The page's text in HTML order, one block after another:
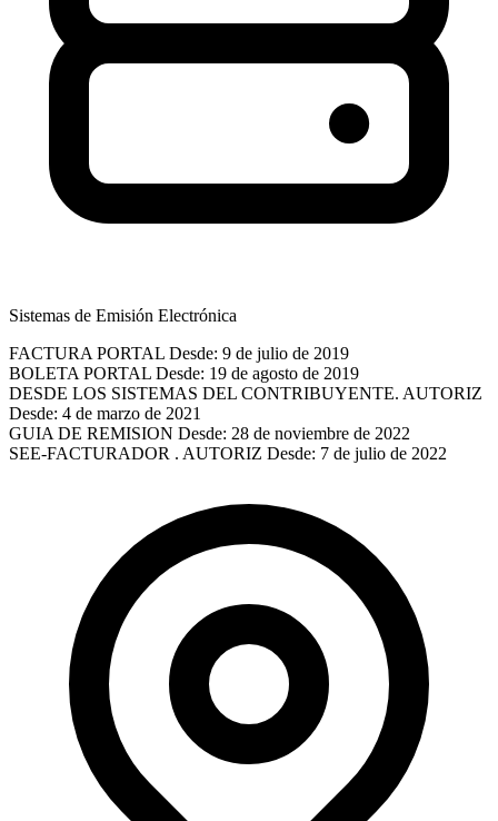
Sistemas de Emisión Electrónica
FACTURA PORTAL Desde: 9 de julio de 2019
BOLETA PORTAL Desde: 19 de agosto de 2019
DESDE LOS SISTEMAS DEL CONTRIBUYENTE. AUTORIZ
Desde: 4 de marzo de 2021
GUIA DE REMISION Desde: 28 de noviembre de 2022
SEE-FACTURADOR . AUTORIZ Desde: 7 de julio de 2022